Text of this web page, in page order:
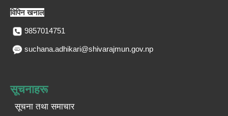
विपिन खनाल
9857014751
suchana.adhikari@shivarajmun.gov.np
सूचनाहरू
सूचना तथा समाचार